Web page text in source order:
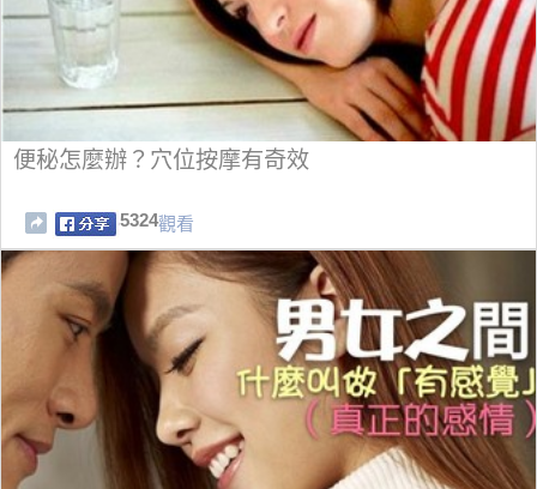
便秘怎麼辦？穴位按摩有奇效
5324觀看